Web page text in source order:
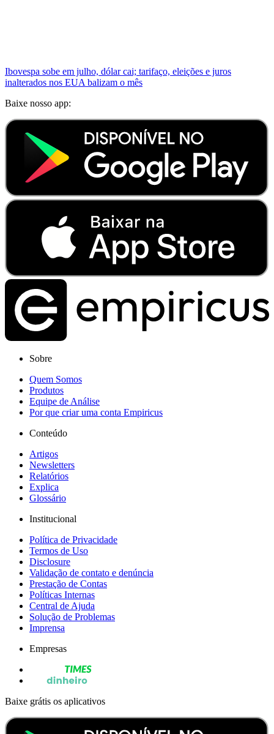
Ibovespa sobe em julho, dólar cai; tarifaço, eleições e juros
inalterados nos EUA balizam o mês
Baixe nosso app:
Sobre
Quem Somos
Produtos
Equipe de Análise
Por que criar uma conta Empiricus
Conteúdo
Artigos
Newsletters
Relatórios
Explica
Glossário
Institucional
Política de Privacidade
Termos de Uso
Disclosure
Validação de contato e denúncia
Prestação de Contas
Políticas Internas
Central de Ajuda
Solução de Problemas
Imprensa
Empresas
Baixe grátis os aplicativos